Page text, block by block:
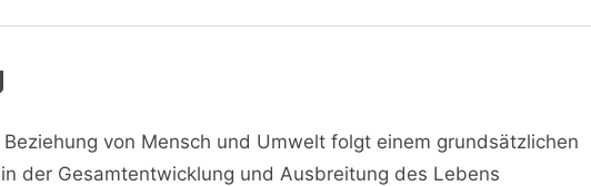
von Mensch und Umwelt folgt einem grundsätzlichen
der Gesamtentwicklung und Ausbreitung des Lebens